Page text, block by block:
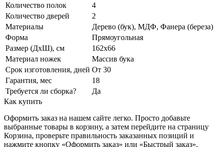
Количество полок
4
Количество дверей
2
Материалы
Дерево (бук), МДФ, Фанера (береза)
Форма
Прямоугольная
Размер (ДхШ), см
162х66
Материал ножек
Массив бука
Срок изготовления, дней От 30
Гарантия, мес
18
Требуется ли сборка?
Да
Как купить
Оформить заказ на нашем сайте легко. Просто добавьте
выбранные товары в корзину, а затем перейдите на страницу
Корзина, проверьте правильность заказанных позиций и
нажмите кнопку «Оформить заказ» или «Быстрый заказ».